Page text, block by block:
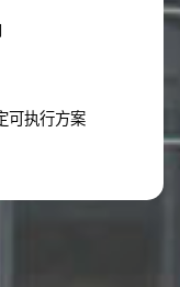
可执行方案